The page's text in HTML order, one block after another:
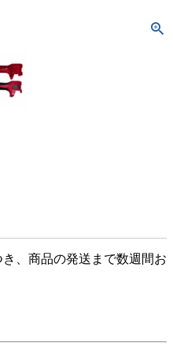
、商品の発送まで数週間お